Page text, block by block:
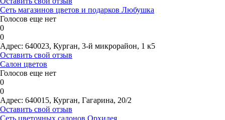
Сеть магазинов цветов и подарков Любушка
Голосов еще нет
0
0
Адрес: 640023, Курган, 3-й микрорайон, 1 к5
Оставить свой отзыв
Салон цветов
Голосов еще нет
0
0
Адрес: 640015, Курган, Гагарина, 20/2
Оставить свой отзыв
Сеть цветочных салонов Орхидея